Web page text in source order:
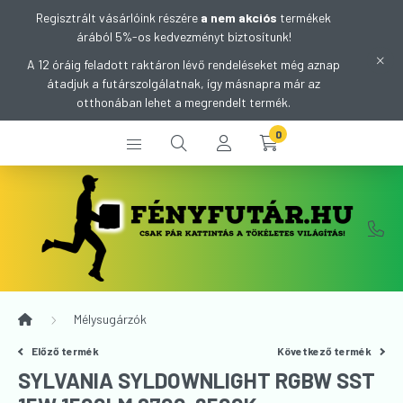
Regisztrált vásárlóink részére a nem akciós termékek
árából 5%-os kedvezményt biztosítunk!
A 12 óráig feladott raktáron lévő rendeléseket még aznap
átadjuk a futárszolgálatnak, így másnapra már az
otthonában lehet a megrendelt termék.
0
Mélysugárzók
Előző termék Következő termék
SYLVANIA SYLDOWNLIGHT RGBW SST